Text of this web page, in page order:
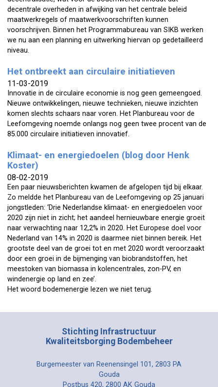
decentrale overheden in afwijking van het centrale beleid
maatwerkregels of maatwerkvoorschriften kunnen
voorschrijven. Binnen het Programmabureau van SIKB werken
we nu aan een planning en uitwerking hiervan op gedetailleerd
niveau.
Het ontbreekt aan circulaire initiatieven
11-03-2019
Innovatie in de circulaire economie is nog geen gemeengoed.
Nieuwe ontwikkelingen, nieuwe technieken, nieuwe inzichten
komen slechts schaars naar voren. Het Planbureau voor de
Leefomgeving noemde onlangs nog geen twee procent van de
85.000 circulaire initiatieven innovatief.
Klimaat- en energiedoelen (blog door Henk
Koster)
08-02-2019
Een paar nieuwsberichten kwamen de afgelopen tijd bij elkaar.
Zo meldde het Planbureau van de Leefomgeving op 25 januari
jongstleden: ‘Drie Nederlandse klimaat- en energiedoelen voor
2020 zijn niet in zicht; het aandeel hernieuwbare energie groeit
naar verwachting naar 12,2% in 2020. Het Europese doel voor
Nederland van 14% in 2020 is daarmee niet binnen bereik. Het
grootste deel van de groei tot en met 2020 wordt veroorzaakt
door een groei in de bijmenging van biobrandstoffen, het
meestoken van biomassa in kolencentrales, zon-PV, en
windenergie op land en zee’.
Het woord bodemenergie lezen we niet terug.
Stichting Infrastructuur
Kwaliteitsborging Bodembeheer
Burgemeester van Reenensingel 101, 2803 PA
Gouda
Postbus 420, 2800 AK Gouda